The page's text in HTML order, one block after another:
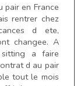
pair en France
rentrer chez
d ete,
changee. A
a faire
d au pair
tout le mois